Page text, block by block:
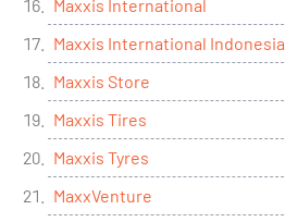
Maxxis International
Maxxis International Indonesia
Maxxis Store
Maxxis Tires
Maxxis Tyres
MaxxVenture